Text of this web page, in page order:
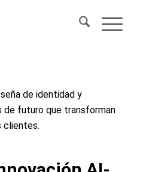
de identidad y
de futuro que transforman
clientes.